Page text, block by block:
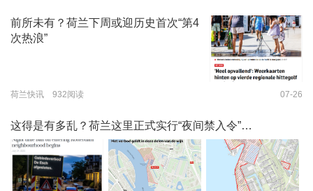
前所未有？荷兰下周或迎历史首次“第4
次热浪”
荷兰快讯 932阅读 07-26
这得是有多乱？荷兰这里正式实行“夜间禁入令”…